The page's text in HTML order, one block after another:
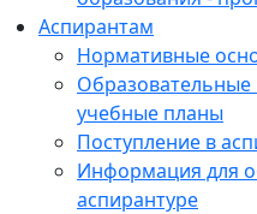
Аспирантам
Нормативные
учебные планы
Поступление в
Информация для
аспирантуре